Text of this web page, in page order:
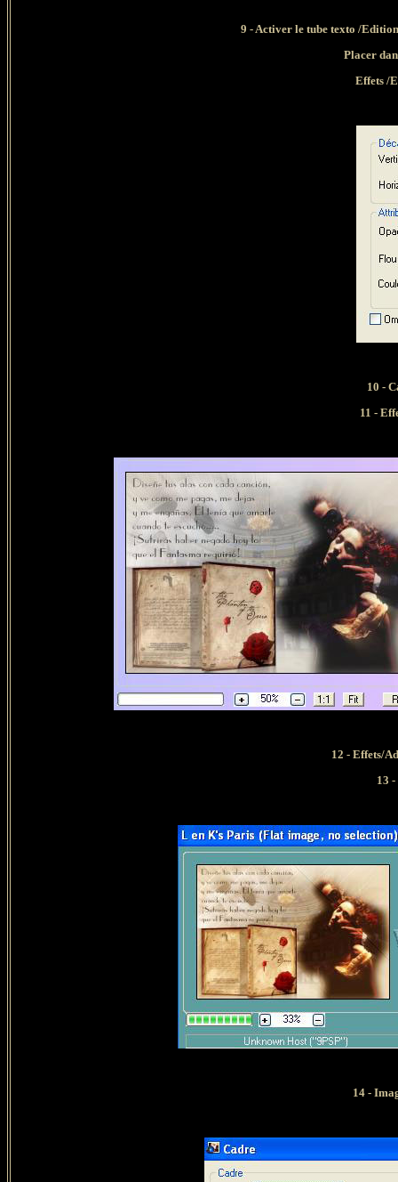
9 - Activer le tube texto /
Placer
Effets /
10 -
11 -
12 - Effets/
13
14 -